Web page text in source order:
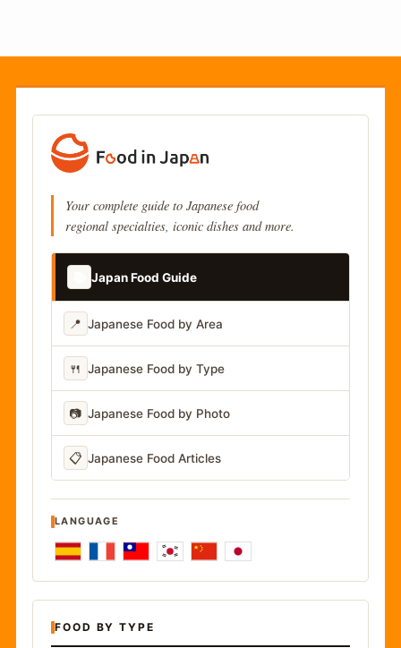
Your complete guide to Japanese food
regional specialties, iconic dishes and more.
Japan Food Guide
📍 Japanese Food by Area
🍴 Japanese Food by Type
📷 Japanese Food by Photo
📋 Japanese Food Articles
LANGUAGE
FOOD BY TYPE